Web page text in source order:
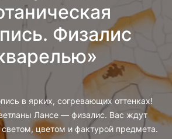
Физалис
в ярких, согревающих оттенках!
Лансе — физалис. Вас ждут
цветом и фактурой предмета.